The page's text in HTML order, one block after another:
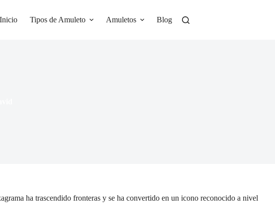
Inicio Tipos de Amuleto Amuletos Blog
ha trascendido fronteras y se ha convertido en un icono reconocido a nivel